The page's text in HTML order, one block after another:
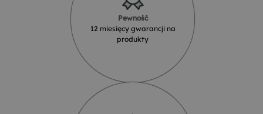
Pewność
12 miesięcy gwarancji na
produkty